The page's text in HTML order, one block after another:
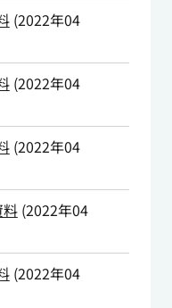
(2022年04
(2022年04
(2022年04
(2022年04
(2022年04